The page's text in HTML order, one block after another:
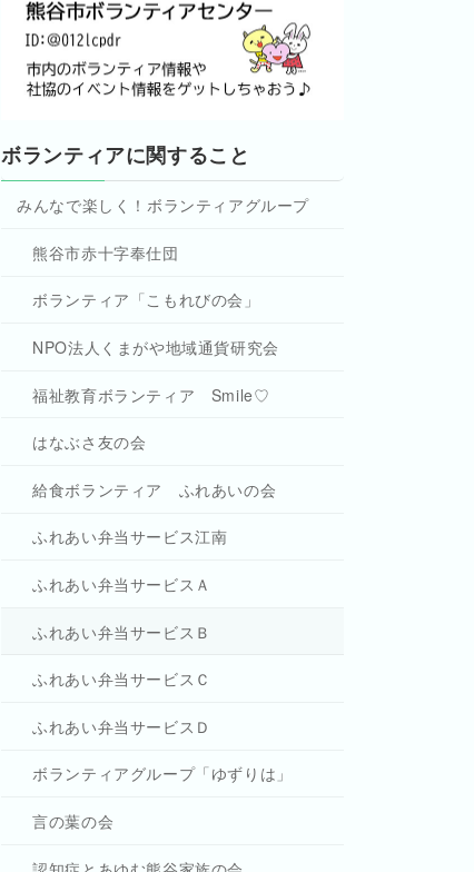
ボランティアに関すること
みんなで楽しく！ボランティアグループ
熊谷市赤十字奉仕団
ボランティア「こもれびの会」
NPO法人くまがや地域通貨研究会
福祉教育ボランティア Smile♡
はなぶさ友の会
給食ボランティア ふれあいの会
ふれあい弁当サービス江南
ふれあい弁当サービスＡ
ふれあい弁当サービスＢ
ふれあい弁当サービスＣ
ふれあい弁当サービスＤ
ボランティアグループ「ゆずりは」
言の葉の会